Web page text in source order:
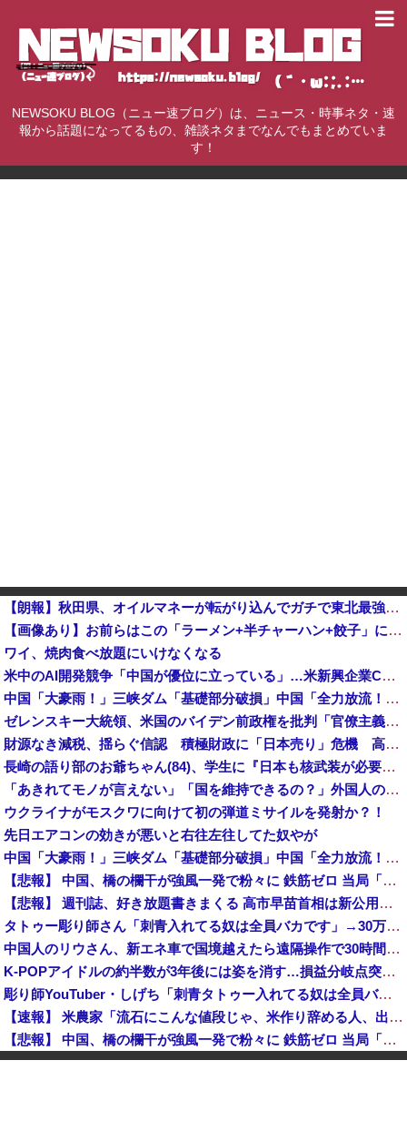
NEWSOKU BLOG（ニュー速ブログ）は、ニュース・時事ネタ・速
報から話題になってるもの、雑談ネタまでなんでもまとめていま
す！
【朗報】秋田県、オイルマネーが転がり込んでガチで東北最強へｗｗｗｗｗｗｗｗｗｗｗｗ
【画像あり】お前らはこの「ラーメン+半チャーハン+餃子」にいくら払える？ｗｗｗｗｗ他
ワイ、焼肉食べ放題にいけなくなる
米中のAI開発競争「中国が優位に立っている」…米新興企業CEOが予測！
中国「大豪雨！」三峡ダム「基礎部分破損」中国「全力放流！」台風13号「中国上陸予測」台風15号「中国接近（画像」中国「台風同時上陸！（穀物生産が壊滅危機」→
ゼレンスキー大統領、米国のバイデン前政権を批判「官僚主義だった」
財源なき減税、揺らぐ信認 積極財政に「日本売り」危機 高市政権「悲願」に固執
長崎の語り部のお爺ちゃん(84)、学生に『日本も核武装が必要』と言われびっくり
「あきれてモノが言えない」「国を維持できるの？」外国人の永住許可要件の厳格化で在日中国人の本音は？
ウクライナがモスクワに向けて初の弾道ミサイルを発射か？！
先日エアコンの効きが悪いと右往左往してた奴やが
中国「大豪雨！」三峡ダム「基礎部分破損」中国「全力放流！」台風13号「中国上陸予測」台風15号「中国接近（画像」中国「台風同時上陸！（穀物生産が壊滅危機」→
【悲報】 中国、橋の欄干が強風一発で粉々に 鉄筋ゼロ 当局「接着剤でくっつけただけ」「正常で、品質問題はない」
【悲報】 週刊誌、好き放題書きまくる 高市早苗首相は新公用車の贅を尽くした後部座席でたばこを吸うのが至福の時間「どんどん延びる乗車時間」
タトゥー彫り師さん「刺青入れてる奴は全員バカです」→30万再生ｗｗｗｗｗｗ
中国人のリウさん、新エネ車で国境越えたら遠隔操作で30時間ロックされる！
K-POPアイドルの約半数が3年後には姿を消す…損益分岐点突破は4％未満
彫り師YouTuber・しげち「刺青タトゥー入れてる奴は全員バカです」「すごい民度低い」「5000円好きなんすよ、バカって」
【速報】 米農家「流石にこんな値段じゃ、米作り辞める人、出るんじゃないかなあ？？」
【悲報】 中国、橋の欄干が強風一発で粉々に 鉄筋ゼロ 当局「接着剤でくっつけただけ」「正常で、品質問題はない」
中国「大洪水！」三峡ダム「9門開放！（全力放流」中国都市「三峡沿線の道路水没」中国政府「高速道路封鎖！」中国ダム「緊急放流に合わせて開門（土砂崩れ発生」→